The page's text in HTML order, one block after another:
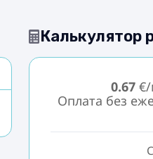
Калькулятор
0.67€/
Оплата без